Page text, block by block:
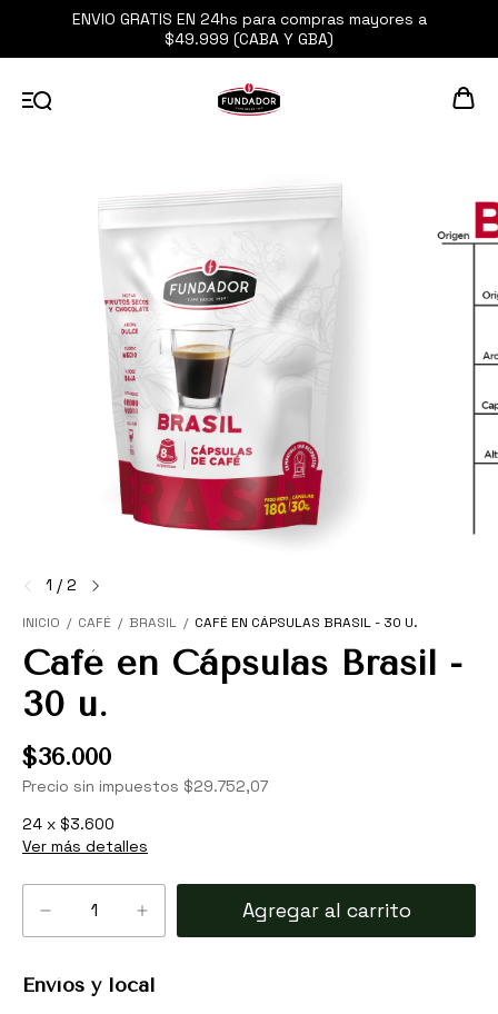
ENVIO GRATIS EN 24hs para compras mayores a
$49.999 (CABA Y GBA)
1 / 2
INICIO / CAFÉ / BRASIL / CAFÉ EN CÁPSULAS BRASIL - 30 U.
Café en Cápsulas Brasil -
30 u.
$36.000
Precio sin impuestos $29.752,07
24 x $3.600
Ver más detalles
Envíos y local